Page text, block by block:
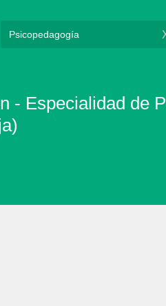
- Especialidad de